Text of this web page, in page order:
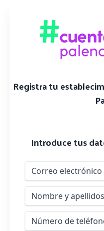
Registra tu
Introduce tus